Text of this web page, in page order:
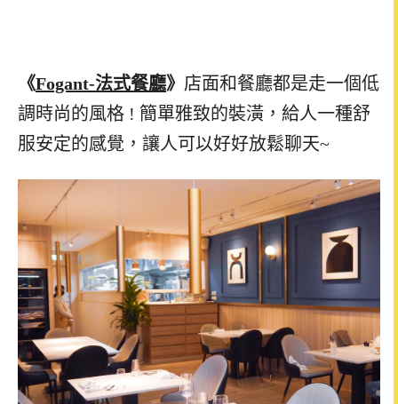
《Fogant-法式餐廳》 店面和餐廳都是走一個低
調時尚的風格 ! 簡單雅致的裝潢，給人一種舒
服安定的感覺，讓人可以好好放鬆聊天~